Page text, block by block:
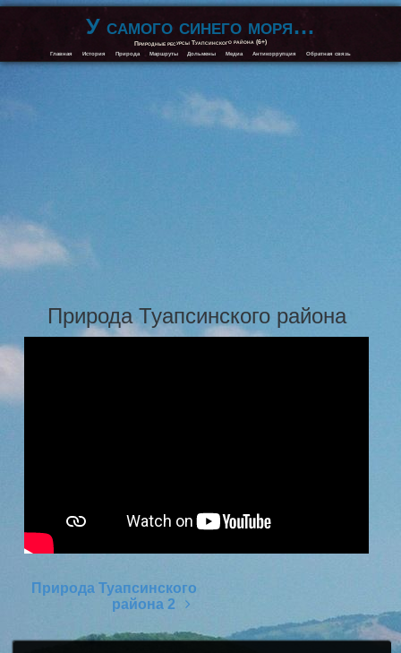
У самого синего моря…
Природные ресурсы Туапсинского района (6+)
Главная История Природа Маршруты Дольмены Медиа Антикоррупция Обратная связь
Природа Туапсинского района
Post navigation
Природа Туапсинского
района 2